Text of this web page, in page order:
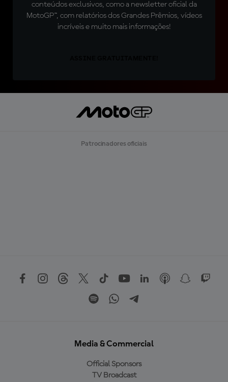
conteúdos exclusivos, como a newsletter oficial da
MotoGP™, com relatórios dos Grandes Prêmios, vídeos
incríveis e muito mais informações!
Patrocinadores oficiais
Media & Commercial
Official Sponsors
TV Broadcast